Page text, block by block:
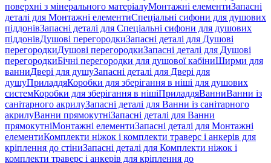
поверхні з мінерального матеріалуМонтажні елементиЗапасні
деталі для Монтажні елементиСпеціальні сифони для душових
піддонівЗапасні деталі для Спеціальні сифони для душових
піддонівДушові перегородкиЗапасні деталі для Душові
перегородкиДушові перегородкиЗапасні деталі для Душові
перегородкиБічні перегородки для душової кабіниШирми для
ванниДвері для душуЗапасні деталі для Двері для
душуПриладдяКоробки для зберігання в ніші для душових
системКоробки для зберігання в нішіПриладдяВанниВанни із
санітарного акрилуЗапасні деталі для Ванни із санітарного
акрилуВанни прямокутніЗапасні деталі для Ванни
прямокутніМонтажні елементиЗапасні деталі для Монтажні
елементиКомплекти ніжок і комплекти траверс і анкерів для
кріплення до стіниЗапасні деталі для Комплекти ніжок і
комплекти траверс і анкерів для кріплення до